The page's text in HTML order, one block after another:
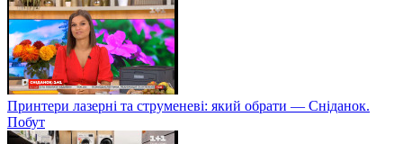
Принтери лазерні та струменеві: який обрати — Сніданок.
Побут